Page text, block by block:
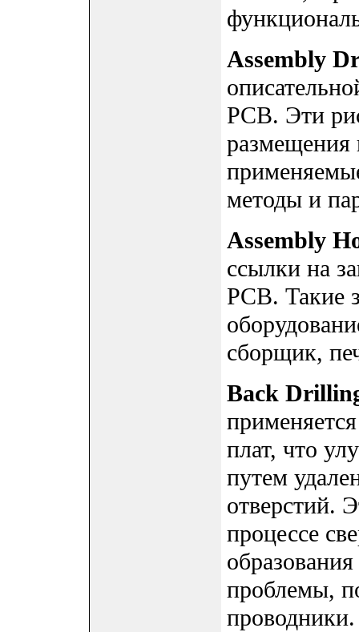
Assembly
PCB. Эти
размещения
методы и
Assembly
ссылки на
PCB. Такие
сборщик,
Back
плат, что
путем
отверстий.
процессе
проблемы,
проводники.